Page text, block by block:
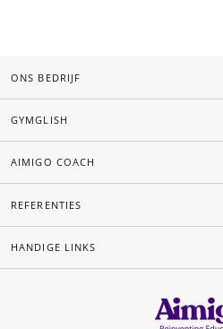
ONS BEDRIJF
GYMGLISH
AIMIGO COACH
REFERENTIES
HANDIGE LINKS